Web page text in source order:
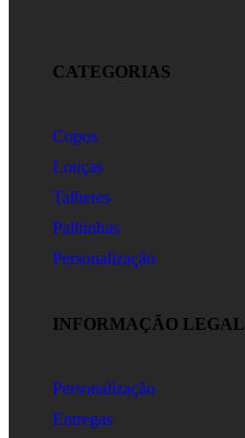
CATEGORIAS
Copos
Louças
Talheres
Palhinhas
Personalização
INFORMAÇÃO LEGAL
Personalização
Entregas